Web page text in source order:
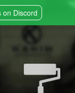
on Discord